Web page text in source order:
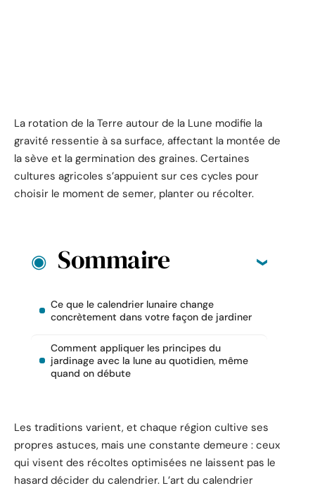
La rotation de la Terre autour de la Lune modifie la
gravité ressentie à sa surface, affectant la montée de
la sève et la germination des graines. Certaines
cultures agricoles s’appuient sur ces cycles pour
choisir le moment de semer, planter ou récolter.
Sommaire
Ce que le calendrier lunaire change
concrètement dans votre façon de jardiner
Comment appliquer les principes du
jardinage avec la lune au quotidien, même
quand on débute
Les traditions varient, et chaque région cultive ses
propres astuces, mais une constante demeure : ceux
qui visent des récoltes optimisées ne laissent pas le
hasard décider du calendrier. L’art du calendrier